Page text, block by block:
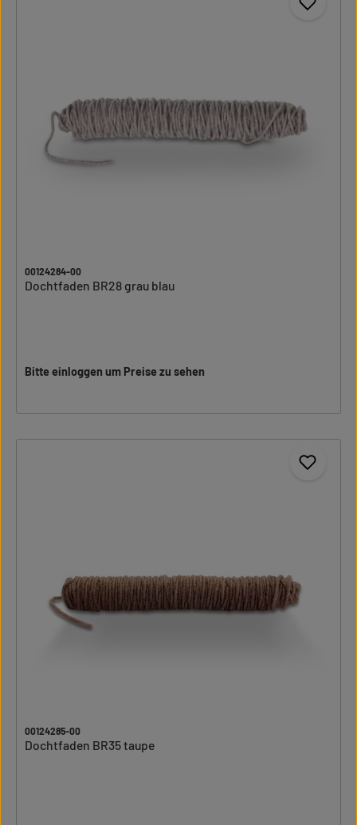
00124284-00
Dochtfaden BR28 grau blau
Bitte einloggen um Preise zu sehen
00124285-00
Dochtfaden BR35 taupe